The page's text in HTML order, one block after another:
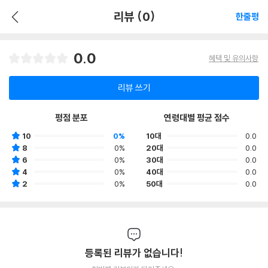
리뷰 (0) 한줄평
0.0 혜택 및 유의사항
리뷰 쓰기
평점 분포
10
0%
8
0%
6
0%
4
0%
2
0%
연령대별 평균 점수
10대
0.0
20대
0.0
30대
0.0
40대
0.0
50대
0.0
등록된 리뷰가 없습니다!